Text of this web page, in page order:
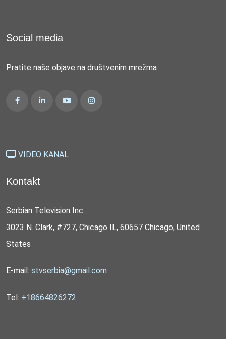
Social media
Pratite naše objave na društvenim mrežma
VIDEO KANAL
Kontakt
Serbian Television Inc
3023 N. Clark, #727, Chicago IL, 60657 Chicago, United
States
E-mail: stvserbia@gmail.com
Tel: +18664826272